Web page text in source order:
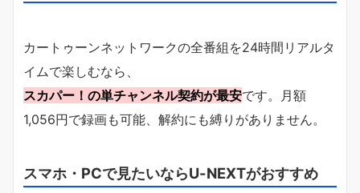
カートゥーンネットワークの全番組を24時間リアルタ
イムで楽しむなら、
スカパー！の単チャンネル契約が最安です。月額
1,056円で録画も可能、解約にも縛りがありません。
スマホ・PCで見たいならU-NEXTがおすすめ